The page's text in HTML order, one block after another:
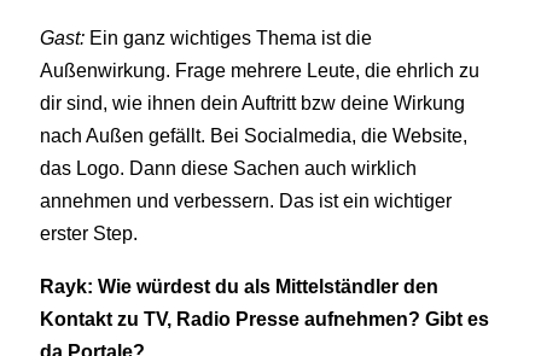
Gast: Ein ganz wichtiges Thema ist die
Außenwirkung. Frage mehrere Leute, die ehrlich zu
dir sind, wie ihnen dein Auftritt bzw deine Wirkung
nach Außen gefällt. Bei Socialmedia, die Website,
das Logo. Dann diese Sachen auch wirklich
annehmen und verbessern. Das ist ein wichtiger
erster Step.
Rayk: Wie würdest du als Mittelständler den
Kontakt zu TV, Radio Presse aufnehmen? Gibt es
da Portale?